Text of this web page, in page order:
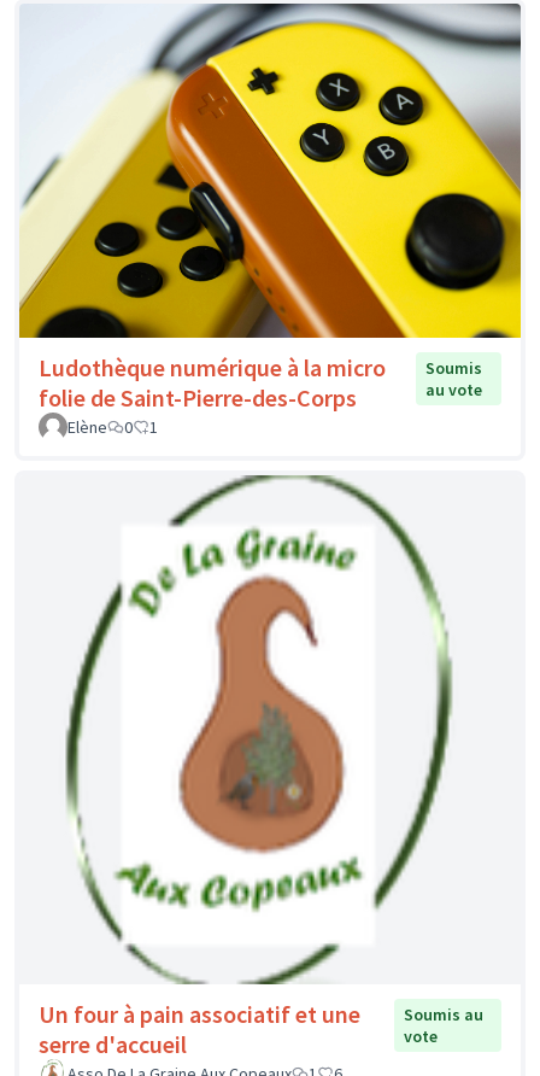
Ludothèque numérique à la micro
folie de Saint-Pierre-des-Corps
Soumis
au vote
Elène
0 1
Un four à pain associatif et une
serre d'accueil
Soumis au
vote